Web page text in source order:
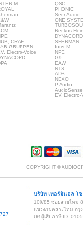
M
CRAF
Electro-Voice
QSC
PHONIC
Seer Audio
ONE
Renkus-
DYNACORD
SHERMAN
Inter-M
NPE
G9
EAW
NTS
ADS
NEXO
P Audio
AudioSense
EV, Electro-
COPYRIGHT ©
บริษัท เทอร์มินอล โ
100/85 ซอยสายไหม
แขวง/เขตสายไหม กรุ
เลขผู้เสียภาษี ID: